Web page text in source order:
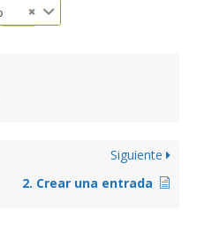
Siguiente
2. Crear una entrada